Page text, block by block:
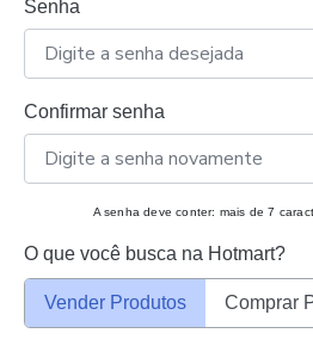
Senha
Confirmar senha
A senha deve conter: mais de 7
O que você busca na Hotmart?
Vender Produtos Comprar